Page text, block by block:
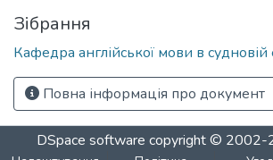
Зібрання
Кафедра англійської мови в судновій
Повна інформація про документ
DSpace software copyright © 2002-